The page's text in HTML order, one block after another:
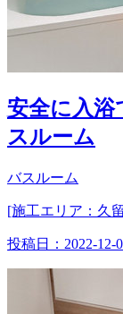
安全に入
スルーム
バスルーム
[施工エリア：久
投稿日： 2022-12-